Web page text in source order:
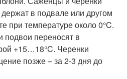
в подвале или другом
при температуре около 0°C.
подвои переносят в
+15…18°C. Черенки
позже – за 2-3 дня до